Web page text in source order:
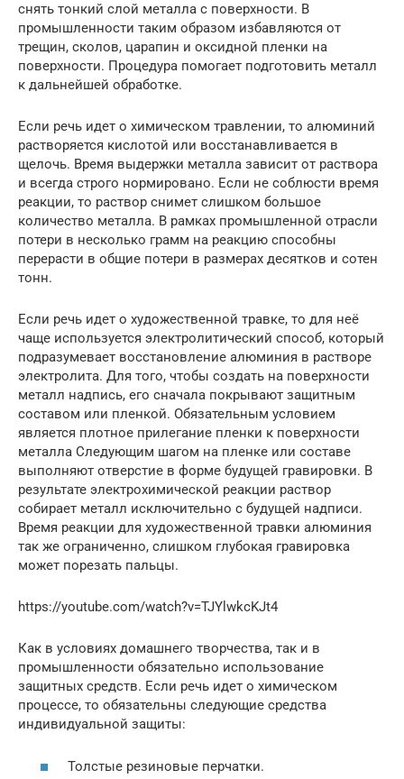
снять тонкий слой металла с поверхности. В
промышленности таким образом избавляются от
трещин, сколов, царапин и оксидной пленки на
поверхности. Процедура помогает подготовить металл
к дальнейшей обработке.
Если речь идет о химическом травлении, то алюминий
растворяется кислотой или восстанавливается в
щелочь. Время выдержки металла зависит от раствора
и всегда строго нормировано. Если не соблюсти время
реакции, то раствор снимет слишком большое
количество металла. В рамках промышленной отрасли
потери в несколько грамм на реакцию способны
перерасти в общие потери в размерах десятков и сотен
тонн.
Если речь идет о художественной травке, то для неё
чаще используется электролитический способ, который
подразумевает восстановление алюминия в растворе
электролита. Для того, чтобы создать на поверхности
металл надпись, его сначала покрывают защитным
составом или пленкой. Обязательным условием
является плотное прилегание пленки к поверхности
металла Следующим шагом на пленке или составе
выполняют отверстие в форме будущей гравировки. В
результате электрохимической реакции раствор
собирает металл исключительно с будущей надписи.
Время реакции для художественной травки алюминия
так же ограниченно, слишком глубокая гравировка
может порезать пальцы.
https://youtube.com/watch?v=TJYlwkcKJt4
Как в условиях домашнего творчества, так и в
промышленности обязательно использование
защитных средств. Если речь идет о химическом
процессе, то обязательны следующие средства
индивидуальной защиты:
Толстые резиновые перчатки.